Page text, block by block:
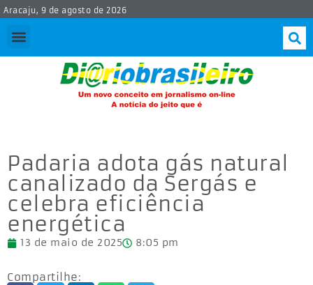
Aracaju, 9 de agosto de 2026
Padaria adota gás natural
canalizado da Sergás e
celebra eficiência
energética
13 de maio de 2025 8:05 pm
Compartilhe: